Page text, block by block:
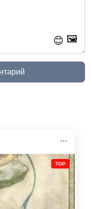
😊 🖼️
TOP